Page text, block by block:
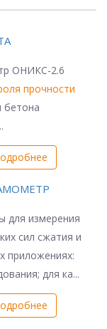
ОНИКС-2.6
прочности
бетона
для измерения
сил сжатия и
приложениях:
для ка...